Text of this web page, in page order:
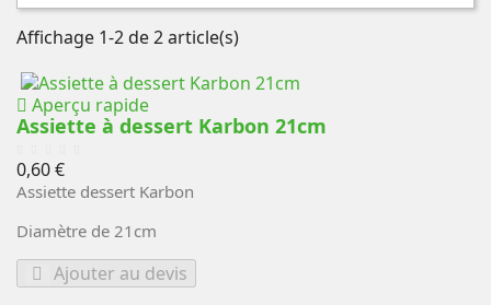
Affichage 1-2 de 2 article(s)
Aperçu rapide
Assiette à dessert Karbon 21cm
Prix
0,60 €
Assiette dessert Karbon
Diamètre de 21cm
Ajouter au devis